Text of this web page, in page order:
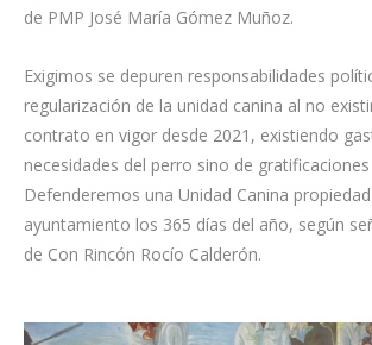
de PMP José María Gómez Muñoz.
Exigimos se depuren responsabilidades
regularización de la unidad canina al no
contrato en vigor desde 2021, existiendo
necesidades del perro sino de
Defenderemos una Unidad Canina
ayuntamiento los 365 días del año, según
de Con Rincón Rocío Calderón.